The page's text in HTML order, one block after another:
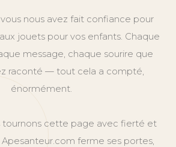
vous nous avez fait confiance pour
jouets pour vos enfants. Chaque
message, chaque sourire que
raconté — tout cela a compté,
énormément.
tournons cette page avec fierté et
Apesanteur.com ferme ses portes,